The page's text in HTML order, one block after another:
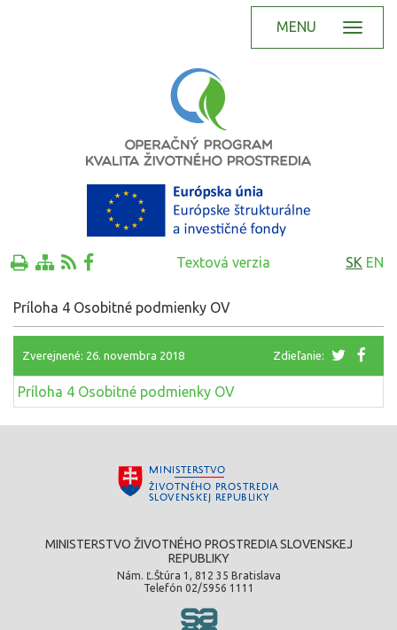
MENU
Textová verzia SK EN
Príloha 4 Osobitné podmienky OV
Zverejnené: 26. novembra 2018 Zdieľanie:
Príloha 4 Osobitné podmienky OV
MINISTERSTVO ŽIVOTNÉHO PROSTREDIA SLOVENSKEJ
REPUBLIKY
Nám. Ľ.Štúra 1, 812 35 Bratislava
Telefón 02/5956 1111